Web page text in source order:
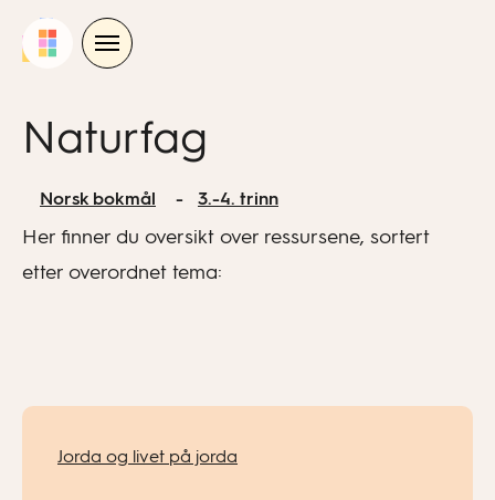
Naturfag
Norsk bokmål 3.-4. trinn
Her finner du oversikt over ressursene, sortert
etter overordnet tema:
Jorda og livet på jorda